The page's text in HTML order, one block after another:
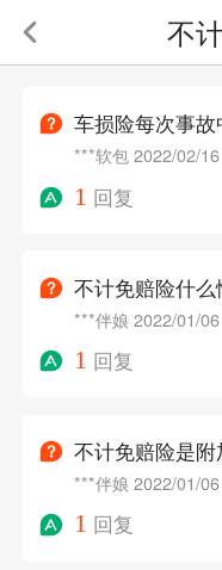
不
车损险每次事
***软包 2022/02/16
1 回复
不计免赔险什么
***伴娘 2022/01/06
1 回复
不计免赔险是附
***伴娘 2022/01/06
1 回复